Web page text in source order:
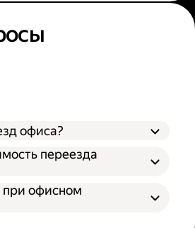
офиса?
автомобиля;
до нового офиса;
переезда
Go;
при офисном